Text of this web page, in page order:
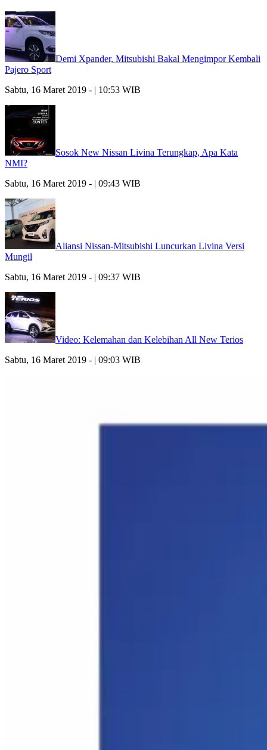
Demi Xpander, Mitsubishi Bakal Mengimpor Kembali
Pajero Sport
Sabtu, 16 Maret 2019 - | 10:53 WIB
Sosok New Nissan Livina Terungkap, Apa Kata
NMI?
Sabtu, 16 Maret 2019 - | 09:43 WIB
Aliansi Nissan-Mitsubishi Luncurkan Livina Versi
Mungil
Sabtu, 16 Maret 2019 - | 09:37 WIB
Video: Kelemahan dan Kelebihan All New Terios
Sabtu, 16 Maret 2019 - | 09:03 WIB